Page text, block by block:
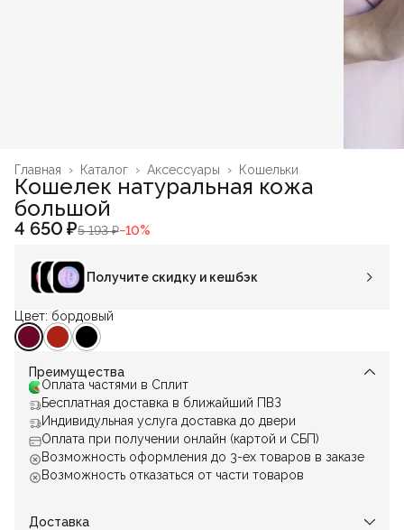
Кошельки
Аксессуары ›
Каталог ›
Главная ›
Кошелек натуральная кожа
большой
4 650 ₽5 193 ₽−10%
Получите скидку и кешбэк
Цвет: бордовый
Преимущества
Оплата частями в Сплит
Бесплатная доставка в ближайший ПВЗ
Индивидульная услуга доставка до двери
Оплата при получении онлайн (картой и СБП)
Возможность оформления до 3-ех товаров в заказе
Возможность отказаться от части товаров
Доставка